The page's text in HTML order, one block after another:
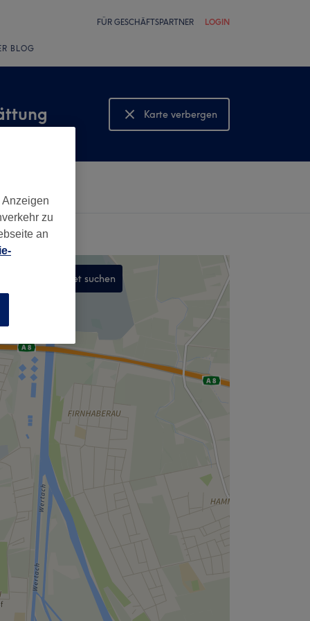
FÜR GESCHÄFTSPARTNER LOGIN
BLOG
Karte verbergen
Karte anzeigen
In diesem Gebiet suchen
zu
an